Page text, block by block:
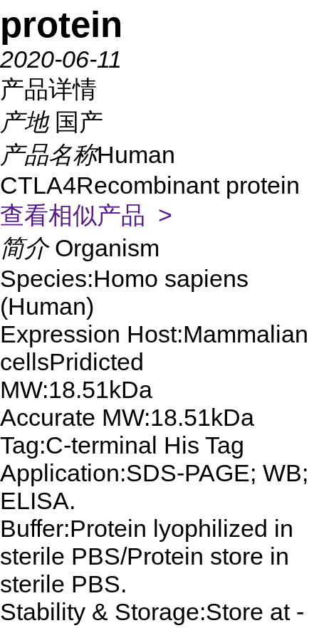
protein
2020-06-11
产品详情
产地 国产
产品名称Human
CTLA4Recombinant protein
查看相似产品 >
简介 Organism
Species:Homo sapiens
(Human)
Expression Host:Mammalian
cellsPridicted
MW:18.51kDa
Accurate MW:18.51kDa
Tag:C-terminal His Tag
Application:SDS-PAGE; WB;
ELISA.
Buffer:Protein lyophilized in
sterile PBS/Protein store in
sterile PBS.
Stability & Storage:Store at -